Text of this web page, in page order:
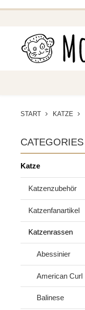
START KATZE
CATEGORIES
Katze
Katzenzubehör
Katzenfanartikel
Katzenrassen
Abessinier
American Curl
Balinese